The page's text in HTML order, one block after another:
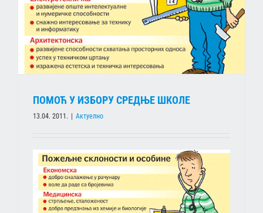
ПОМОЋ У ИЗБОРУ СРЕДЊЕ ШКОЛЕ
13.04. 2011. Актуелно